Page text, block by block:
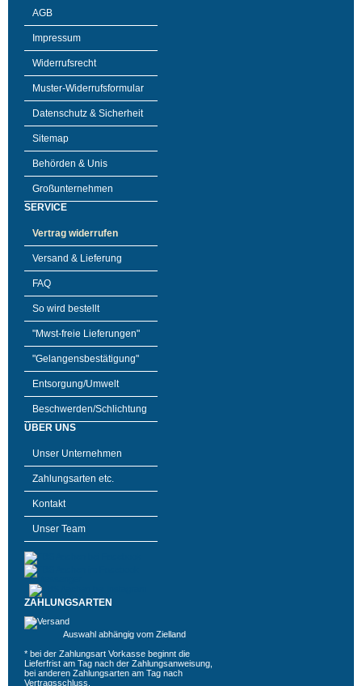
AGB
Impressum
Widerrufsrecht
Muster-Widerrufsformular
Datenschutz & Sicherheit
Sitemap
Behörden & Unis
Großunternehmen
SERVICE
Vertrag widerrufen
Versand & Lieferung
FAQ
So wird bestellt
"Mwst-freie Lieferungen"
"Gelangensbestätigung"
Entsorgung/Umwelt
Beschwerden/Schlichtung
ÜBER UNS
Unser Unternehmen
Zahlungsarten etc.
Kontakt
Unser Team
ZAHLUNGSARTEN
Auswahl abhängig vom Zielland
* bei der Zahlungsart Vorkasse beginnt die
Lieferfrist am Tag nach der Zahlungsanweisung,
bei anderen Zahlungsarten am Tag nach
Vertragsschluss.